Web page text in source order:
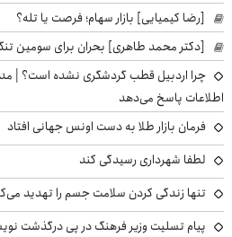
[رضا کیمیایی] بازار سهام؛ فرصت یا تله؟
[دکتر محمد طاهری] بحران برای سومین
چرا اردبیل قطب گردشگری نشده است؟ |
اطلاعات پاسخ می‌دهد
فرمان بازار طلا به دست اونس جهانی افتاد
لطفا شهرداری رسیدگی کند
تنها زندگی کردن سلامت جسم را تهدید
پیام تسلیت وزیر فرهنگ در پی درگذشت